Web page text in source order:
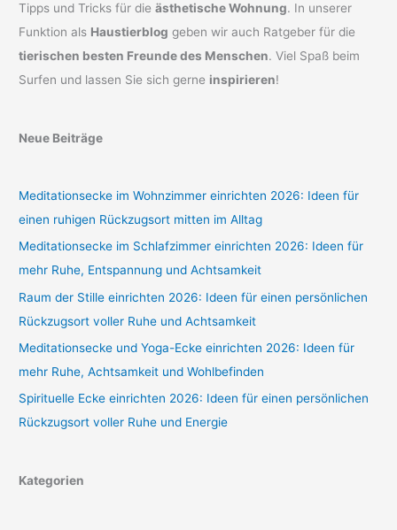
Tipps und Tricks für dieästhetische Wohnung. In unserer
Funktion als Haustierblog geben wir auch Ratgeber für die
tierischen besten Freunde des Menschen. Viel Spaß beim
Surfen und lassen Sie sich gerne inspirieren!
Neue Beiträge
Meditationsecke im Wohnzimmer einrichten 2026: Ideen für
einen ruhigen Rückzugsort mitten im Alltag
Meditationsecke im Schlafzimmer einrichten 2026: Ideen für
mehr Ruhe, Entspannung und Achtsamkeit
Raum der Stille einrichten 2026: Ideen für einen persönlichen
Rückzugsort voller Ruhe und Achtsamkeit
Meditationsecke und Yoga-Ecke einrichten 2026: Ideen für
mehr Ruhe, Achtsamkeit und Wohlbefinden
Spirituelle Ecke einrichten 2026: Ideen für einen persönlichen
Rückzugsort voller Ruhe und Energie
Kategorien